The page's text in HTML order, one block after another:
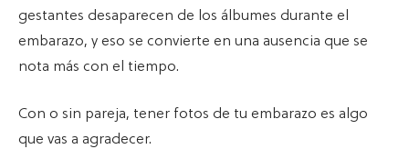
gestantes desaparecen de los álbumes durante el
embarazo, y eso se convierte en una ausencia que se
nota más con el tiempo.
Con o sin pareja, tener fotos de tu embarazo es algo
que vas a agradecer.